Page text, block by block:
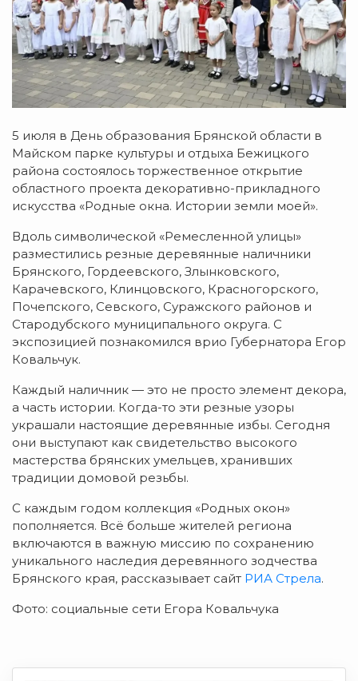
5 июля в День образования Брянской области в
Майском парке культуры и отдыха Бежицкого
района состоялось торжественное открытие
областного проекта декоративно-прикладного
искусства «Родные окна. Истории земли моей».
Вдоль символической «Ремесленной улицы»
разместились резные деревянные наличники
Брянского, Гордеевского, Злынковского,
Карачевского, Клинцовского, Красногорского,
Почепского, Севского, Суражского районов и
Стародубского муниципального округа. С
экспозицией познакомился врио Губернатора Егор
Ковальчук.
Каждый наличник — это не просто элемент декора,
а часть истории. Когда-то эти резные узоры
украшали настоящие деревянные избы. Сегодня
они выступают как свидетельство высокого
мастерства брянских умельцев, хранивших
традиции домовой резьбы.
С каждым годом коллекция «Родных окон»
пополняется. Всё больше жителей региона
включаются в важную миссию по сохранению
уникального наследия деревянного зодчества
Брянского края, рассказывает сайт РИА Стрела.
Фото: социальные сети Егора Ковальчука